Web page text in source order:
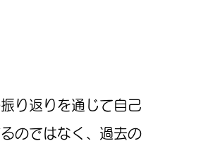
り返りを通じて自己
のではなく、過去の